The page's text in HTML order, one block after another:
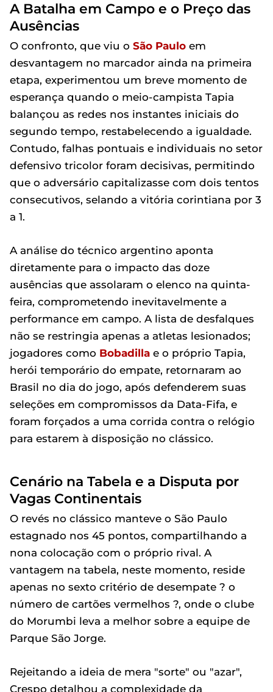
A Batalha em Campo e o Preço das
Ausências
O confronto, que viu o São Paulo em
desvantagem no marcador ainda na primeira
etapa, experimentou um breve momento de
esperança quando o meio-campista Tapia
balançou as redes nos instantes iniciais do
segundo tempo, restabelecendo a igualdade.
Contudo, falhas pontuais e individuais no setor
defensivo tricolor foram decisivas, permitindo
que o adversário capitalizasse com dois tentos
consecutivos, selando a vitória corintiana por 3
a 1.
A análise do técnico argentino aponta
diretamente para o impacto das doze
ausências que assolaram o elenco na quinta-
feira, comprometendo inevitavelmente a
performance em campo. A lista de desfalques
não se restringia apenas a atletas lesionados;
jogadores como Bobadilla e o próprio Tapia,
herói temporário do empate, retornaram ao
Brasil no dia do jogo, após defenderem suas
seleções em compromissos da Data-Fifa, e
foram forçados a uma corrida contra o relógio
para estarem à disposição no clássico.
Cenário na Tabela e a Disputa por
Vagas Continentais
O revés no clássico manteve o São Paulo
estagnado nos 45 pontos, compartilhando a
nona colocação com o próprio rival. A
vantagem na tabela, neste momento, reside
apenas no sexto critério de desempate ? o
número de cartões vermelhos ?, onde o clube
do Morumbi leva a melhor sobre a equipe de
Parque São Jorge.
Rejeitando a ideia de mera "sorte" ou "azar",
Crespo detalhou a complexidade da